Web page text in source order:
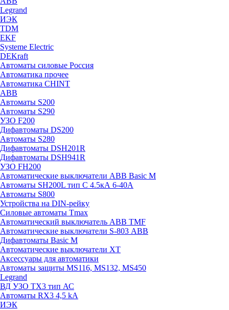
Legrand
ИЭК
TDM
EKF
Systeme Electric
DEKraft
Автоматы силовые Россия
Автоматика прочее
Автоматика CHINT
ABB
Автоматы S200
Автоматы S290
УЗО F200
Дифавтоматы DS200
Автоматы S280
Дифавтоматы DSH201R
Дифавтоматы DSH941R
УЗО FH200
Автоматические выключатели ABB Basic M
Автоматы SH200L тип С 4.5кА 6-40А
Автоматы S800
Устройства на DIN-рейку
Силовые автоматы Tmax
Автоматический выключатель ABB TMF
Автоматические выключатели S-803 АВВ
Дифавтоматы Basic M
Автоматические выключатели XT
Аксессуары для автоматики
Автоматы защиты MS116, MS132, MS450
Legrand
ВД УЗО TX3 тип АС
Автоматы RX3 4,5 kA
ИЭК